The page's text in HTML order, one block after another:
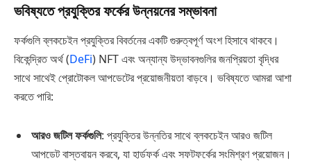
ভবিষ্যতে প্রযুক্তির ফর্কের উন্নয়নের সম্ভাবনা
ফর্কগুলি ব্লকচেইন প্রযুক্তির বিবর্তনের একটি গুরুত্বপূর্ণ অংশ হিসাবে থাকবে।
বিকেন্দ্রিত অর্থ (DeFi) NFT এবং অন্যান্য উদ্ভাবনগুলির জনপ্রিয়তা বৃদ্ধির
সাথে সাথেই প্রোটোকল আপডেটের প্রয়োজনীয়তা বাড়বে। ভবিষ্যতে আমরা আশা
করতে পারি:
আরও জটিল ফর্কগুলি: প্রযুক্তির উন্নতির সাথে ব্লকচেইন আরও জটিল
আপডেট বাস্তবায়ন করবে, যা হার্ডফর্ক এবং সফটফর্কের সংমিশ্রণ প্রয়োজন।